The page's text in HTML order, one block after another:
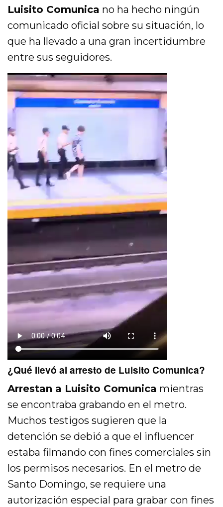
Luisito Comunica no ha hecho ningún
comunicado oficial sobre su situación, lo
que ha llevado a una gran incertidumbre
entre sus seguidores.
¿Qué llevó al arresto de Luisito Comunica?
Arrestan a Luisito Comunica mientras
se encontraba grabando en el metro.
Muchos testigos sugieren que la
detención se debió a que el influencer
estaba filmando con fines comerciales sin
los permisos necesarios. En el metro de
Santo Domingo, se requiere una
autorización especial para grabar con fines